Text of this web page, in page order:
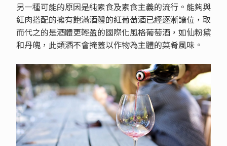
另一種可能的原因是純素食及素食主義的流行。能夠與
紅肉搭配的擁有飽滿酒體的紅葡萄酒已經逐漸讓位，取
而代之的是酒體更輕盈的國際化風格葡萄酒，如仙粉黛
和丹魄，此類酒不會掩蓋以作物為主體的菜肴風味。